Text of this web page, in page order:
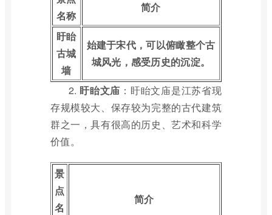
名称
简介
盱眙
古城
墙
始建于宋代，可以俯瞰整个古
城风光，感受历史的沉淀。
2. 盱眙文庙 ：盱眙文庙是江苏省现
存规模较大、保存较为完整的古代建筑
群之一，具有很高的历史、艺术和科学
价值。
景
点
名
简介